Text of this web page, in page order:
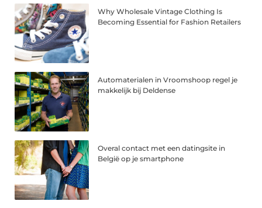
Why Wholesale Vintage Clothing Is
Becoming Essential for Fashion Retailers
Automaterialen in Vroomshoop regel je
makkelijk bij Deldense
Overal contact met een datingsite in
België op je smartphone